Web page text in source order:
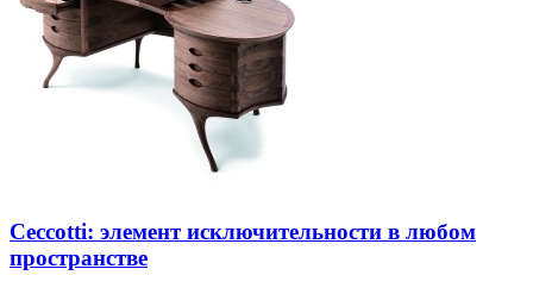
Ceccotti: элемент исключительности в любом
пространстве